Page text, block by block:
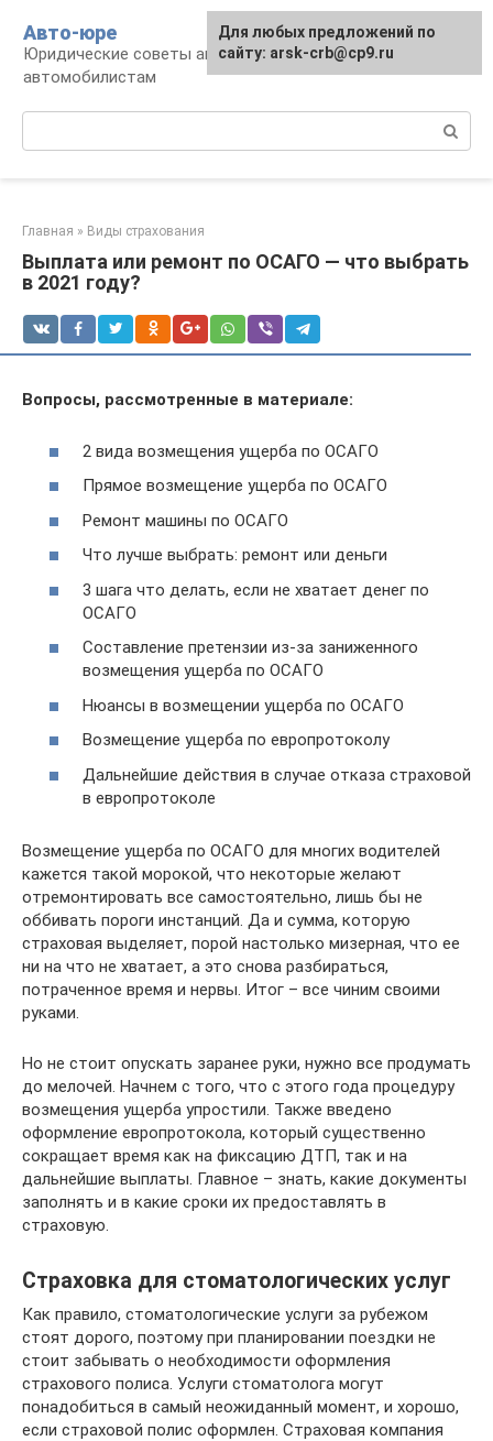
контенту
Авто-юре
Юридические советы автовладельцам и
автомобилистам
Главная » Виды страхования
Выплата или ремонт по ОСАГО — что выбрать
в 2021 году?
Вопросы, рассмотренные в материале:
2 вида возмещения ущерба по ОСАГО
Прямое возмещение ущерба по ОСАГО
Ремонт машины по ОСАГО
Что лучше выбрать: ремонт или деньги
3 шага что делать, если не хватает денег по
ОСАГО
Составление претензии из-за заниженного
возмещения ущерба по ОСАГО
Нюансы в возмещении ущерба по ОСАГО
Возмещение ущерба по европротоколу
Дальнейшие действия в случае отказа страховой
в европротоколе
Возмещение ущерба по ОСАГО для многих водителей
кажется такой морокой, что некоторые желают
отремонтировать все самостоятельно, лишь бы не
оббивать пороги инстанций. Да и сумма, которую
страховая выделяет, порой настолько мизерная, что ее
ни на что не хватает, а это снова разбираться,
потраченное время и нервы. Итог – все чиним своими
руками.
Но не стоит опускать заранее руки, нужно все продумать
до мелочей. Начнем с того, что с этого года процедуру
возмещения ущерба упростили. Также введено
оформление европротокола, который существенно
сокращает время как на фиксацию ДТП, так и на
дальнейшие выплаты. Главное – знать, какие документы
заполнять и в какие сроки их предоставлять в
страховую.
Страховка для стоматологических услуг
Как правило, стоматологические услуги за рубежом
стоят дорого, поэтому при планировании поездки не
стоит забывать о необходимости оформления
страхового полиса. Услуги стоматолога могут
понадобиться в самый неожиданный момент, и хорошо,
если страховой полис оформлен. Страховая компания
Для любых предложений по
сайту: arsk-crb@cp9.ru